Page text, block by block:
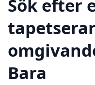
Sök efter
Bara